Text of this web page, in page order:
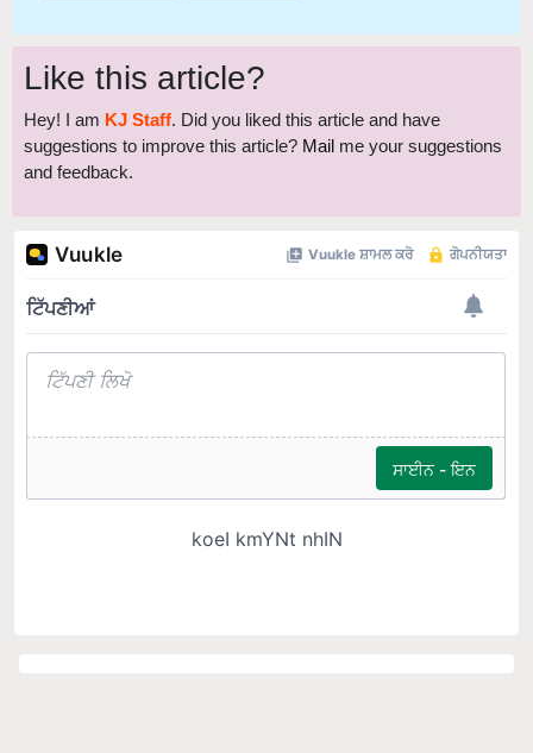
Like this article?
Hey! I am KJ Staff. Did you liked this article and have
suggestions to improve this article? Mail me your suggestions
and feedback.